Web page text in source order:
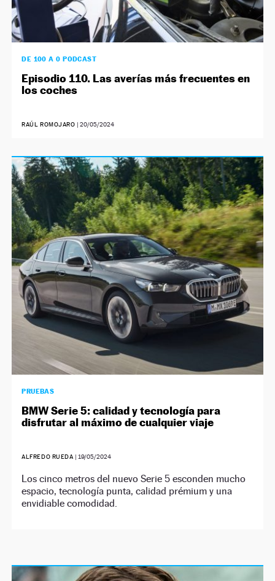
DE 100 A 0 PODCAST
Episodio 110. Las averías más frecuentes en
los coches
RAÚL ROMOJARO | 20/05/2024
PRUEBAS
BMW Serie 5: calidad y tecnología para
disfrutar al máximo de cualquier viaje
ALFREDO RUEDA | 19/05/2024
Los cinco metros del nuevo Serie 5 esconden mucho
espacio, tecnología punta, calidad prémium y una
envidiable comodidad.